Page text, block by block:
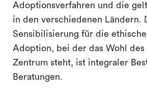
Adoptionsverfahren und die
in den verschiedenen Ländern.
Sensibilisierung für die
Adoption, bei der das Wohl des
Zentrum steht, ist integraler
Beratungen.